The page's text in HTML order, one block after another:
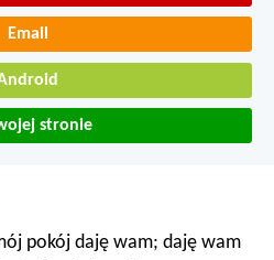
Email
stronie
pokój daję wam; daję wam